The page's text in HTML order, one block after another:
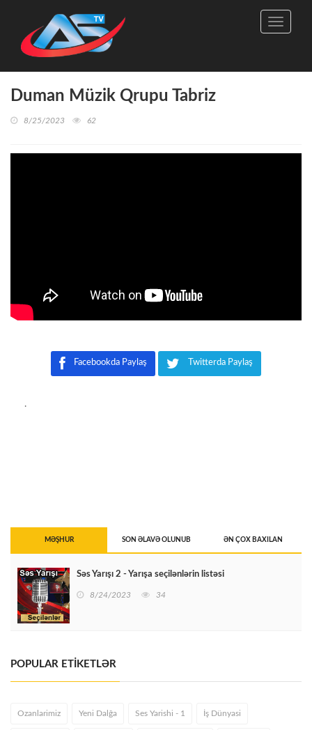
Toggle
Duman Müzik Qrupu Tabriz
8/25/2023 62
Facebookda Paylaş Twitterda Paylaş
.
MƏŞHUR SON ƏLAVƏ OLUNUB ƏN ÇOX BAXILAN
Səs Yarışı 2 - Yarışa seçilənlərin listəsi
8/24/2023 34
POPULAR ETİKETLƏR
Ozanlarimiz Yeni Dalğa Ses Yarishi - 1 İş Dünyasi